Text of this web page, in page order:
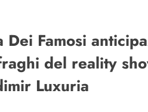
Dei Famosi
del reality
Luxuria